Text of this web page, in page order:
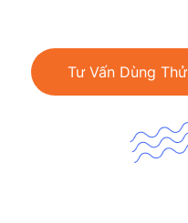
Tư Vấn Dùng Thử